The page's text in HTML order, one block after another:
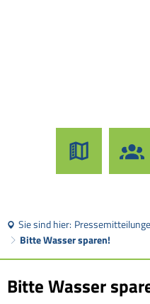
Sie sind hier:
Bitte Wasser sparen!
Bitte Wasser